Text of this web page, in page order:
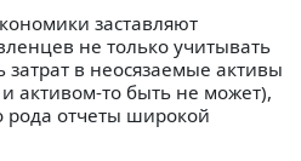
заставляют
не только учитывать
затрат в неосязаемые активы
активом-то быть не может),
рода отчеты широкой